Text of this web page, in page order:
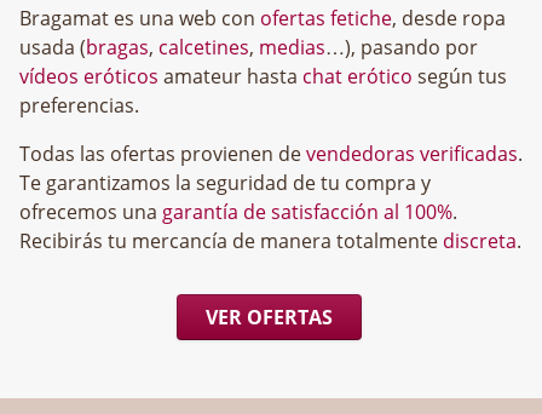
Bragamat es una web con ofertas fetiche, desde ropa
usada (bragas, calcetines, medias…), pasando por
vídeos eróticos amateur hasta chat erótico según tus
preferencias.
Todas las ofertas provienen devendedoras verificadas.
Te garantizamos la seguridad de tu compra y
ofrecemos una garantía de satisfacción al 100%.
Recibirás tu mercancía de manera totalmente discreta.
VER OFERTAS